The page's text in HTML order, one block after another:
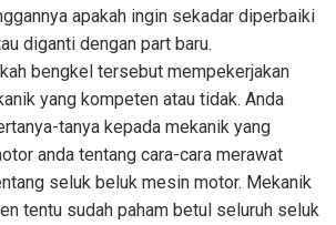
apakah ingin sekadar diperbaiki
diganti dengan part baru.
bengkel tersebut mempekerjakan
yang kompeten atau tidak. Anda
tanya kepada mekanik yang
anda tentang cara-cara merawat
seluk beluk mesin motor. Mekanik
tentu sudah paham betul seluruh seluk